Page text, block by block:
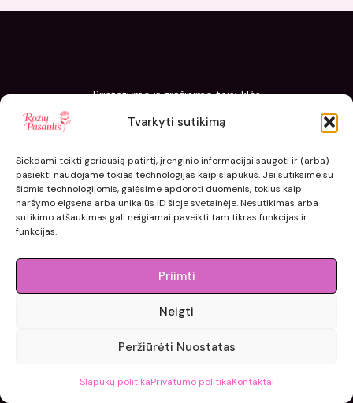
Tvarkyti sutikimą
Siekdami teikti geriausią patirtį, įrenginio informacijai saugoti ir (arba)
pasiekti naudojame tokias technologijas kaip slapukus. Jei sutiksime su
šiomis technologijomis, galėsime apdoroti duomenis, tokius kaip
naršymo elgsena arba unikalūs ID šioje svetainėje. Nesutikimas arba
sutikimo atšaukimas gali neigiamai paveikti tam tikras funkcijas ir
funkcijas.
Priimti
Neigti
Peržiūrėti Nuostatas
Slapukų politikaPrivatumo politikaKontaktai
Pristatymo ir grąžinimo taisyklės
Slapukų politika
© 2015 - 2026 roziupasaulis.lt.